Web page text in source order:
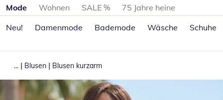
Produktkategorien überspringen
Mode Wohnen SALE %
75 Jahre heine
Neu!
Damenmode Bademode Wäsche Schuhe
... | Blusen | Blusen kurzarm